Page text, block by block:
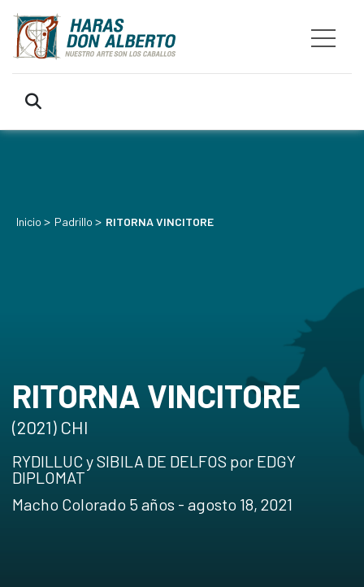
Inicio > Padrillo > RITORNA VINCITORE
RITORNA VINCITORE
(2021) CHI
RYDILLUC y SIBILA DE DELFOS por EDGY
DIPLOMAT
Macho Colorado 5 años - agosto 18, 2021